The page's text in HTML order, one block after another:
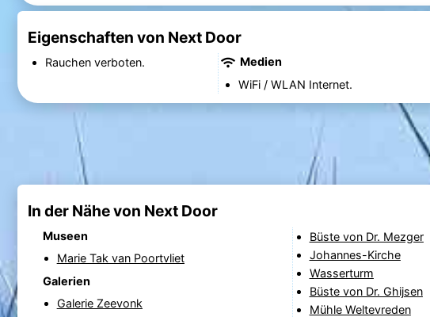
Eigenschaften von Next Door
Rauchen verboten.
Medien
WiFi / WLAN Internet.
In der Nähe von Next Door
Museen
Marie Tak van Poortvliet
Galerien
Galerie Zeevonk
Büste von Dr. Mezger
Johannes-Kirche
Wasserturm
Büste von Dr. Ghijsen
Mühle Weltevreden